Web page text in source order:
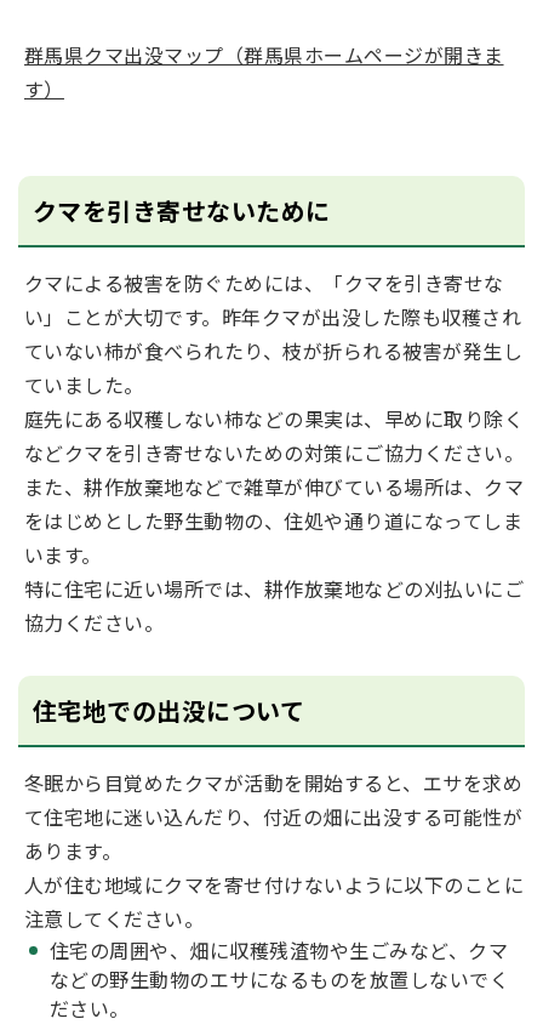
群馬県クマ出没マップ（群馬県ホームページが開きま
す）
クマを引き寄せないために
クマによる被害を防ぐためには、「クマを引き寄せな
い」ことが大切です。昨年クマが出没した際も収穫され
ていない柿が食べられたり、枝が折られる被害が発生し
ていました。
庭先にある収穫しない柿などの果実は、早めに取り除く
などクマを引き寄せないための対策にご協力ください。
また、耕作放棄地などで雑草が伸びている場所は、クマ
をはじめとした野生動物の、住処や通り道になってしま
います。
特に住宅に近い場所では、耕作放棄地などの刈払いにご
協力ください。
住宅地での出没について
冬眠から目覚めたクマが活動を開始すると、エサを求め
て住宅地に迷い込んだり、付近の畑に出没する可能性が
あります。
人が住む地域にクマを寄せ付けないように以下のことに
注意してください。
住宅の周囲や、畑に収穫残渣物や生ごみなど、クマ
などの野生動物のエサになるものを放置しないでく
ださい。